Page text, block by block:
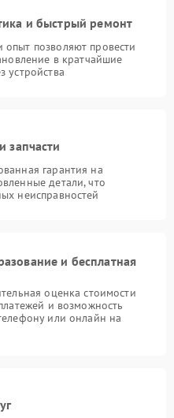
и быстрый ремонт
позволяют провести
в кратчайшие
устройства
запчасти
гарантия на
детали, что
неисправностей
и бесплатная
оценка стоимости
и возможность
или онлайн на